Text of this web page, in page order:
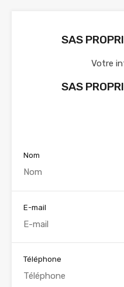
SAS
Votre
SAS
Nom
E-mail
Téléphone